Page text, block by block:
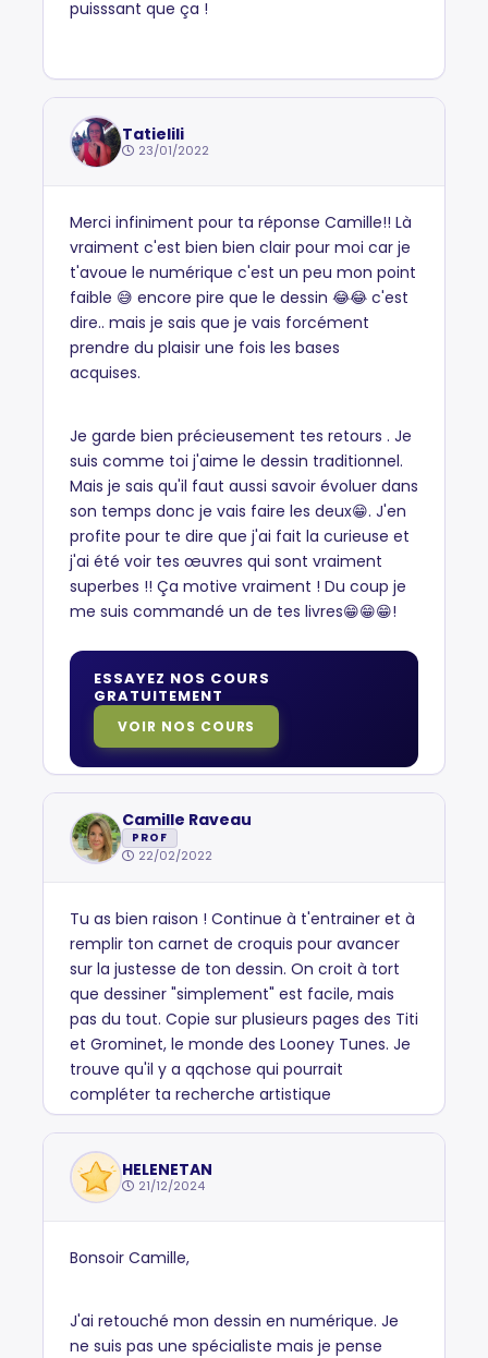
puisssant que ça !
Tatielili
23/01/2022
Merci infiniment pour ta réponse Camille!! Là
vraiment c'est bien bien clair pour moi car je
t'avoue le numérique c'est un peu mon point
faible 😅 encore pire que le dessin 😂😂 c'est
dire.. mais je sais que je vais forcément
prendre du plaisir une fois les bases
acquises.
Je garde bien précieusement tes retours . Je
suis comme toi j'aime le dessin traditionnel.
Mais je sais qu'il faut aussi savoir évoluer dans
son temps donc je vais faire les deux😁. J'en
profite pour te dire que j'ai fait la curieuse et
j'ai été voir tes œuvres qui sont vraiment
superbes !! Ça motive vraiment ! Du coup je
me suis commandé un de tes livres😁😁😁!
ESSAYEZ NOS COURS
GRATUITEMENT
VOIR NOS COURS
Camille Raveau
PROF
22/02/2022
Tu as bien raison ! Continue à t'entrainer et à
remplir ton carnet de croquis pour avancer
sur la justesse de ton dessin. On croit à tort
que dessiner "simplement" est facile, mais
pas du tout. Copie sur plusieurs pages des Titi
et Grominet, le monde des Looney Tunes. Je
trouve qu'il y a qqchose qui pourrait
compléter ta recherche artistique
HELENETAN
21/12/2024
Bonsoir Camille,
J'ai retouché mon dessin en numérique. Je
ne suis pas une spécialiste mais je pense